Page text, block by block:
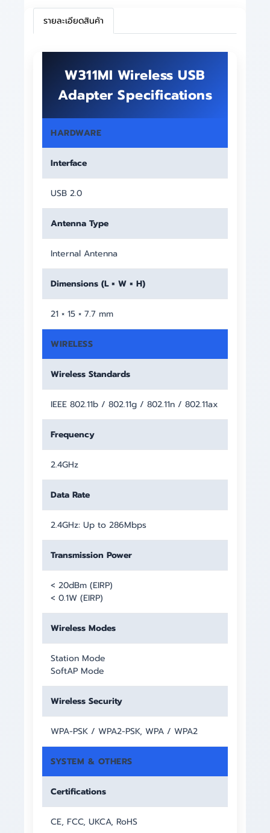
รายละเอียดสินค้า
W311MI Wireless USB
Adapter Specifications
HARDWARE
Interface
USB 2.0
Antenna Type
Internal Antenna
Dimensions (L × W × H)
21 × 15 × 7.7 mm
WIRELESS
Wireless Standards
IEEE 802.11b / 802.11g / 802.11n / 802.11ax
Frequency
2.4GHz
Data Rate
2.4GHz: Up to 286Mbps
Transmission Power
< 20dBm (EIRP)
< 0.1W (EIRP)
Wireless Modes
Station Mode
SoftAP Mode
Wireless Security
WPA-PSK / WPA2-PSK, WPA / WPA2
SYSTEM & OTHERS
Certifications
CE, FCC, UKCA, RoHS